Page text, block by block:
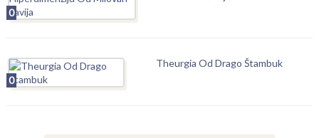
0
0
Theurgia Od Drago Štambuk